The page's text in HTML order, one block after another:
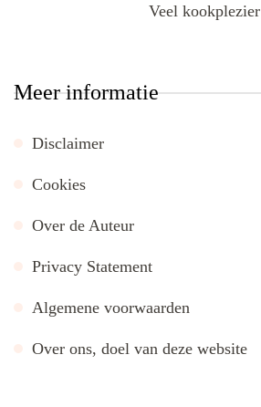
Veel kookplezier
Meer informatie
Disclaimer
Cookies
Over de Auteur
Privacy Statement
Algemene voorwaarden
Over ons, doel van deze website